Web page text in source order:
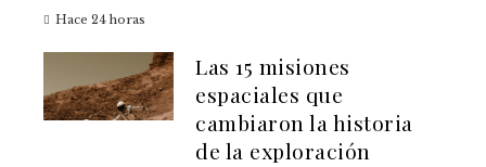
Hace 24 horas
Las 15 misiones
espaciales que
cambiaron la historia
de la exploración